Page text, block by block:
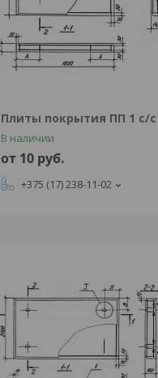
Плиты покрытия ПП 1 с/с
В наличии
от 10 руб.
+375 (17) 238-11-02